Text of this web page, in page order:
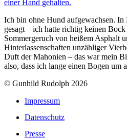
Ich bin ohne Hund aufgewachsen.
gesagt – ich hatte richtig keinen
Sommergeruch von heißem Asphalt
Hinterlassenschaften unzähliger
Duft der Mahonien – das war mein
also, dass ich lange einen Bogen
© Gunhild Rudolph 2026
Impressum
Datenschutz
Presse